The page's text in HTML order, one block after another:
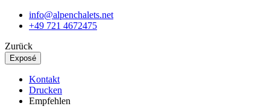
info@alpenchalets.net
+49 721 4672475
Zurück
Exposé
Kontakt
Drucken
Empfehlen